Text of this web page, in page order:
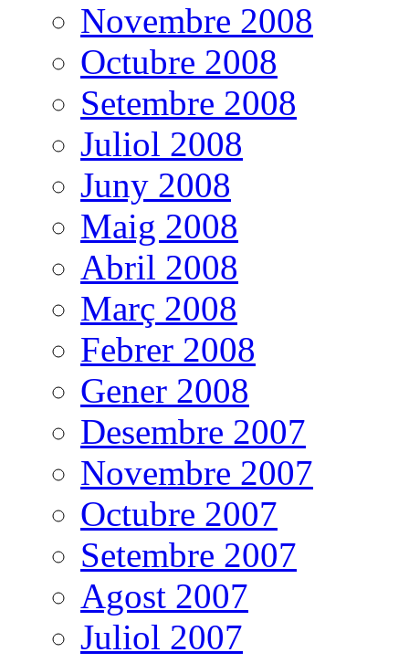
Novembre 2008
Octubre 2008
Setembre 2008
Juliol 2008
Juny 2008
Maig 2008
Abril 2008
Març 2008
Febrer 2008
Gener 2008
Desembre 2007
Novembre 2007
Octubre 2007
Setembre 2007
Agost 2007
Juliol 2007